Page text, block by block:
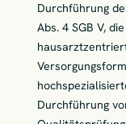
Durchführung
Abs. 4 SGB V,
Durchführung